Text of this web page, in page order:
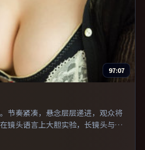
97:07
节奏紧凑，悬念层层递进，观众将
镜头语言上大胆实验，长镜头与特
群像戏与命运母题的影迷。